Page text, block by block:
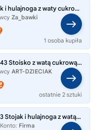
LEGO Friends stojak i hulajnoga z waty cukrowej 42643
Za_bawki
1 osoba kupiła
LEGO FRIENDS 42643 Stoisko z watą cukrową i skuter
ART-DZIECIAK
ostatnie 2 sztuki
LEGO Friends 42643 Stojak i hulajnoga z watą cukrową
Konto: Firma